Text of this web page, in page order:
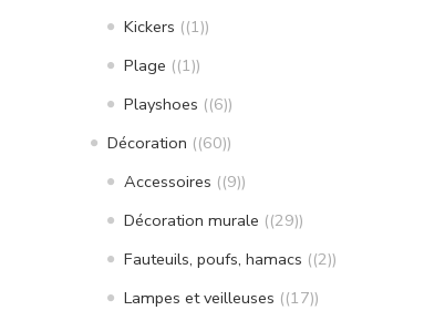
Kickers (1)
Plage (1)
Playshoes (6)
Décoration (60)
Accessoires (9)
Décoration murale (29)
Fauteuils, poufs, hamacs (2)
Lampes et veilleuses (17)